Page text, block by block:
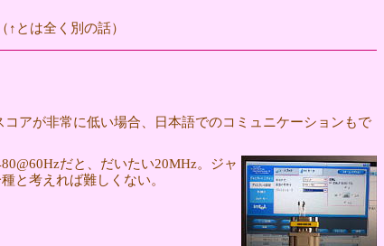
とは全く別の話）
アが非常に低い場合、日本語でのコミュニケーションもで
だと、だいたい20MHz。ジャ
と考えれば難しくない。